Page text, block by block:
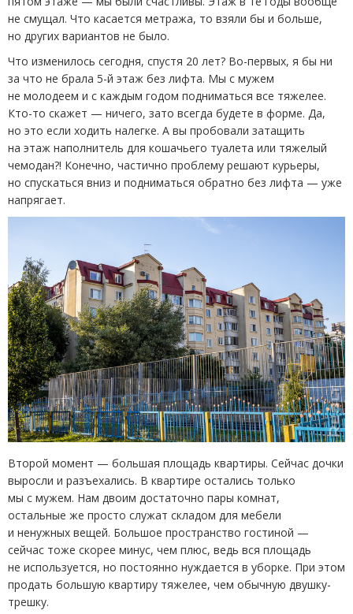
не смущал. Что касается метража, то взяли бы и больше,
но других вариантов не было.
Что изменилось сегодня, спустя 20 лет? Во-первых, я бы ни
за что не брала 5-й этаж без лифта. Мы с мужем
не молодеем и с каждым годом подниматься все тяжелее.
Кто-то скажет — ничего, зато всегда будете в форме. Да,
но это если ходить налегке. А вы пробовали затащить
на этаж наполнитель для кошачьего туалета или тяжелый
чемодан?! Конечно, частично проблему решают курьеры,
но спускаться вниз и подниматься обратно без лифта — уже
напрягает.
Второй момент — большая площадь квартиры. Сейчас дочки
выросли и разъехались. В квартире остались только
мы с мужем. Нам двоим достаточно пары комнат,
остальные же просто служат складом для мебели
и ненужных вещей. Большое пространство гостиной —
сейчас тоже скорее минус, чем плюс, ведь вся площадь
не используется, но постоянно нуждается в уборке. При этом
продать большую квартиру тяжелее, чем обычную двушку-
трешку.